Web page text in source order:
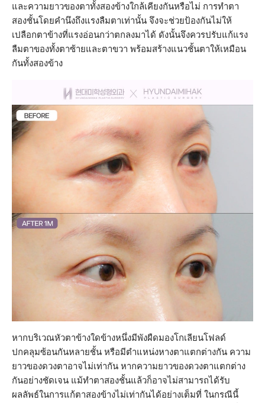
และความยาวของตาทั้งสองข้างใกล้เคียงกันหรือไม่ การทำตา
สองชั้นโดยคำนึงถึงแรงลืมตาเท่านั้น จึงจะช่วยป้องกันไม่ให้
เปลือกตาข้างที่แรงอ่อนกว่าตกลงมาได้ ดังนั้นจึงควรปรับแก้แรง
ลืมตาของทั้งตาซ้ายและตาขวา พร้อมสร้างแนวชั้นตาให้เหมือน
กันทั้งสองข้าง
หากบริเวณหัวตาข้างใดข้างหนึ่งมีพังผืดมองโกเลียนโฟลด์
ปกคลุมซ้อนกันหลายชั้น หรือมีตำแหน่งหางตาแตกต่างกัน ความ
ยาวของดวงตาอาจไม่เท่ากัน หากความยาวของดวงตาแตกต่าง
กันอย่างชัดเจน แม้ทำตาสองชั้นแล้วก็อาจไม่สามารถได้รับ
ผลลัพธ์ในการแก้ตาสองข้างไม่เท่ากันได้อย่างเต็มที่ ในกรณีนี้